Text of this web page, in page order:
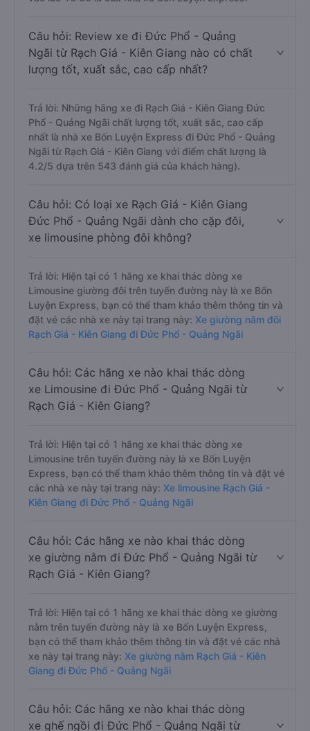
Câu hỏi: Review xe đi Đức Phổ - Quảng
Ngãi từ Rạch Giá - Kiên Giang nào có chất
lượng tốt, xuất sắc, cao cấp nhất?
Trả lời: Những hãng xe đi Rạch Giá - Kiên Giang Đức
Phổ - Quảng Ngãi chất lượng tốt, xuất sắc, cao cấp
nhất là nhà xe Bốn Luyện Express đi Đức Phổ - Quảng
Ngãi từ Rạch Giá - Kiên Giang với điểm chất lượng là
4.2/5 dựa trên 543 đánh giá của khách hàng).
Câu hỏi: Có loại xe Rạch Giá - Kiên Giang
Đức Phổ - Quảng Ngãi dành cho cặp đôi,
xe limousine phòng đôi không?
Trả lời: Hiện tại có 1 hãng xe khai thác dòng xe
Limousine giường đôi trên tuyến đường này là xe Bốn
Luyện Express, bạn có thể tham khảo thêm thông tin và
đặt vé các nhà xe này tại trang này: Xe giường nằm đôi
Rạch Giá - Kiên Giang đi Đức Phổ - Quảng Ngãi
Câu hỏi: Các hãng xe nào khai thác dòng
xe Limousine đi Đức Phổ - Quảng Ngãi từ
Rạch Giá - Kiên Giang?
Trả lời: Hiện tại có 1 hãng xe khai thác dòng xe
Limousine trên tuyến đường này là xe Bốn Luyện
Express, bạn có thể tham khảo thêm thông tin và đặt vé
các nhà xe này tại trang này: Xe limousine Rạch Giá -
Kiên Giang đi Đức Phổ - Quảng Ngãi
Câu hỏi: Các hãng xe nào khai thác dòng
xe giường nằm đi Đức Phổ - Quảng Ngãi từ
Rạch Giá - Kiên Giang?
Trả lời: Hiện tại có 1 hãng xe khai thác dòng xe giường
nằm trên tuyến đường này là xe Bốn Luyện Express,
bạn có thể tham khảo thêm thông tin và đặt vé các nhà
xe này tại trang này: Xe giường nằm Rạch Giá - Kiên
Giang đi Đức Phổ - Quảng Ngãi
Câu hỏi: Các hãng xe nào khai thác dòng
xe ghế ngồi đi Đức Phổ - Quảng Ngãi từ